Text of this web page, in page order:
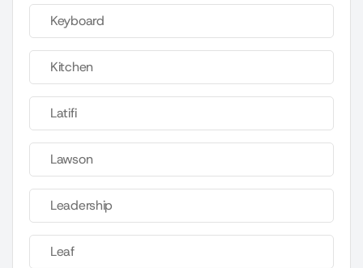
Keyboard
Kitchen
Latifi
Lawson
Leadership
Leaf